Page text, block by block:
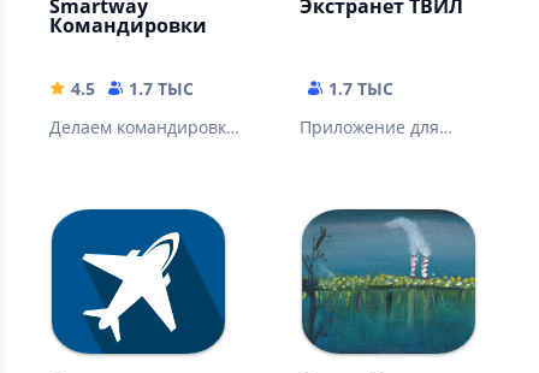
Smartway
Командировки
4.5
1.7 ТЫС
Делаем командировки
Экстранет ТВИЛ
1.7 ТЫС
Приложение для